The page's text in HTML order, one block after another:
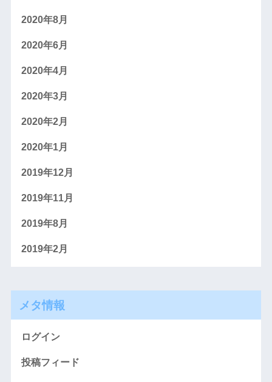
2020年8月
2020年6月
2020年4月
2020年3月
2020年2月
2020年1月
2019年12月
2019年11月
2019年8月
2019年2月
メタ情報
ログイン
投稿フィード